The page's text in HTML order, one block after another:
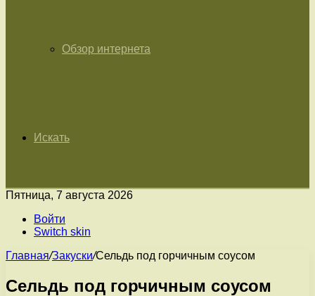
Обзор интернета
Искать
Пятница, 7 августа 2026
Войти
Switch skin
Главная/Закуски/Сельдь под горчичным соусом
Сельдь под горчичным соусом